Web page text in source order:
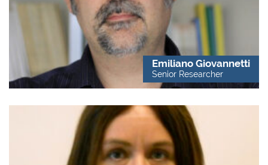
Emiliano Giovannetti
Senior Researcher